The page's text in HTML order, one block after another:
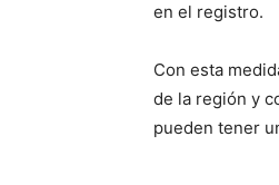
en el registro.
Con esta
de la región y
pueden tener